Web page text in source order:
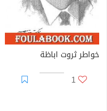
خواطر ثروت اباظة
1